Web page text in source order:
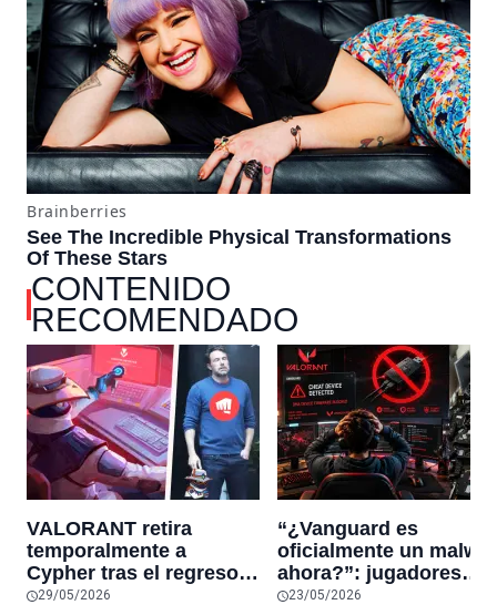
CONTENIDO
RECOMENDADO
VALORANT retira
temporalmente a
Cypher tras el regreso
del fallo que permite a
29/05/2026
“¿Vanguard es
oficialmente un
ahora?”: jugadores
reaccionan al sistema
23/05/2026